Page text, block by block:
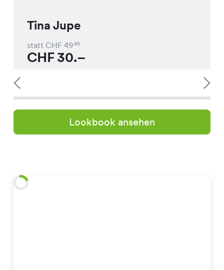
Tina Jupe
statt CHF 4995
CHF30.–
Lookbook ansehen